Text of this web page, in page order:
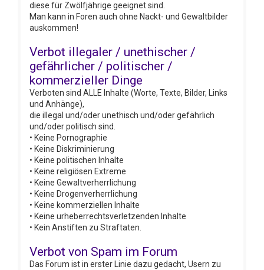
diese für Zwölfjährige geeignet sind.
Man kann in Foren auch ohne Nackt- und Gewaltbilder
auskommen!
Verbot illegaler / unethischer /
gefährlicher / politischer /
kommerzieller Dinge
Verboten sind ALLE Inhalte (Worte, Texte, Bilder, Links
und Anhänge),
die illegal und/oder unethisch und/oder gefährlich
und/oder politisch sind.
• Keine Pornographie
• Keine Diskriminierung
• Keine politischen Inhalte
• Keine religiösen Extreme
• Keine Gewaltverherrlichung
• Keine Drogenverherrlichung
• Keine kommerziellen Inhalte
• Keine urheberrechtsverletzenden Inhalte
• Kein Anstiften zu Straftaten.
Verbot von Spam im Forum
Das Forum ist in erster Linie dazu gedacht, Usern zu